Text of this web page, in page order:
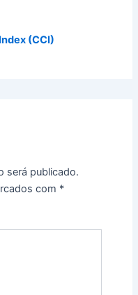
(CCI)
será publicado.
com *